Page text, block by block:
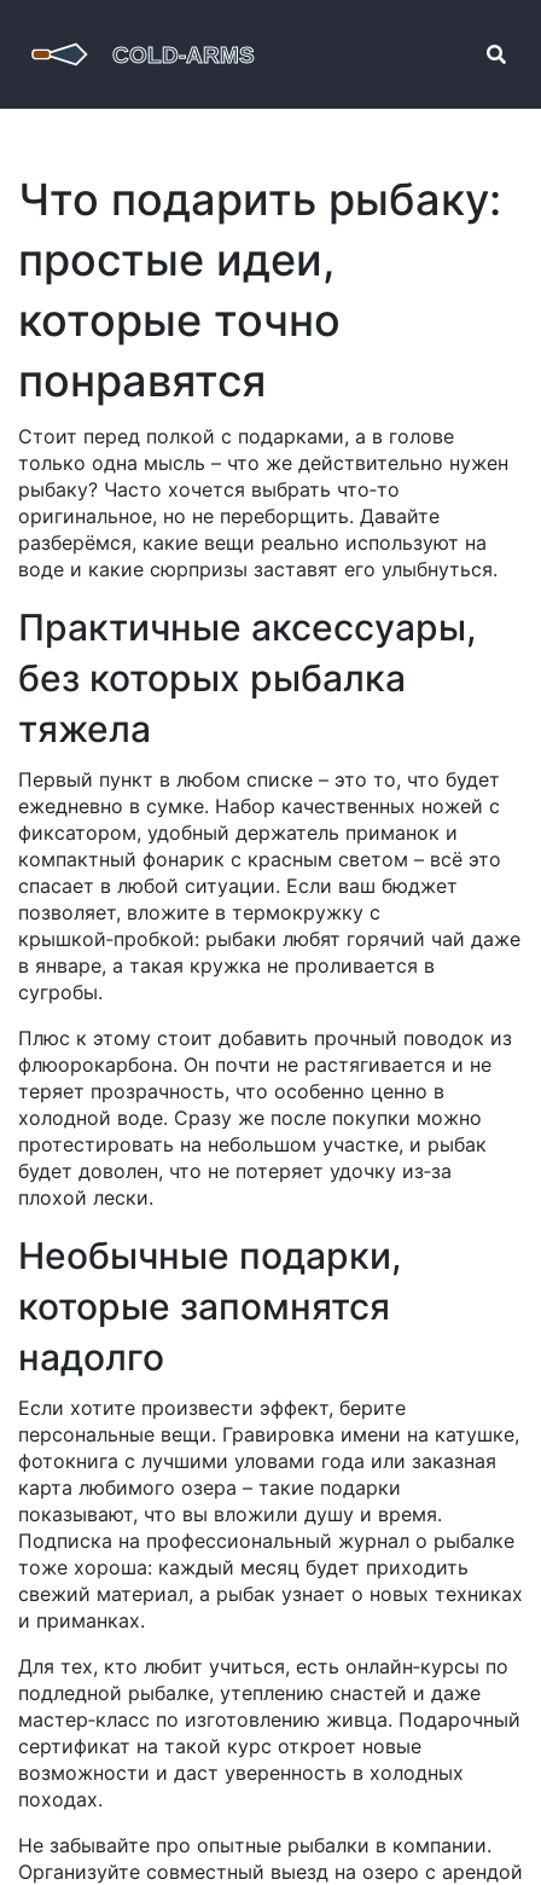
Что подарить рыбаку:
простые идеи,
которые точно
понравятся
Стоит перед полкой с подарками, а в голове
только одна мысль – что же действительно нужен
рыбаку? Часто хочется выбрать что‑то
оригинальное, но не переборщить. Давайте
разберёмся, какие вещи реально используют на
воде и какие сюрпризы заставят его улыбнуться.
Практичные аксессуары,
без которых рыбалка
тяжела
Первый пункт в любом списке – это то, что будет
ежедневно в сумке. Набор качественных ножей с
фиксатором, удобный держатель приманок и
компактный фонарик с красным светом – всё это
спасает в любой ситуации. Если ваш бюджет
позволяет, вложите в термокружку с
крышкой‑пробкой: рыбаки любят горячий чай даже
в январе, а такая кружка не проливается в
сугробы.
Плюс к этому стоит добавить прочный поводок из
флюорокарбона. Он почти не растягивается и не
теряет прозрачность, что особенно ценно в
холодной воде. Сразу же после покупки можно
протестировать на небольшом участке, и рыбак
будет доволен, что не потеряет удочку из‑за
плохой лески.
Необычные подарки,
которые запомнятся
надолго
Если хотите произвести эффект, берите
персональные вещи. Гравировка имени на катушке,
фотокнига с лучшими уловами года или заказная
карта любимого озера – такие подарки
показывают, что вы вложили душу и время.
Подписка на профессиональный журнал о рыбалке
тоже хороша: каждый месяц будет приходить
свежий материал, а рыбак узнает о новых техниках
и приманках.
Для тех, кто любит учиться, есть онлайн‑курсы по
подледной рыбалке, утеплению снастей и даже
мастер‑класс по изготовлению живца. Подарочный
сертификат на такой курс откроет новые
возможности и даст уверенность в холодных
походах.
Не забывайте про опытные рыбалки в компании.
Организуйте совместный выезд на озеро с арендой